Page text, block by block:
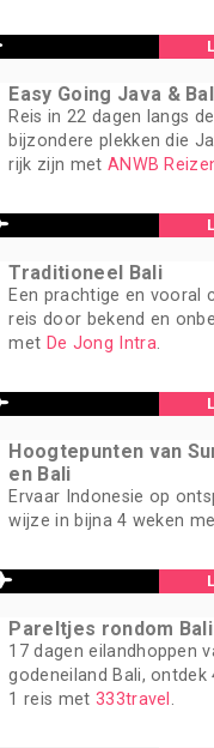
Easy Going Java &
Reis in 22 dagen langs
bijzondere plekken die
rijk zijn met ANWB
Traditioneel Bali
Een prachtige en vooral
reis door bekend en
met De Jong Intra.
Hoogtepunten van
en Bali
Ervaar Indonesie op
wijze in bijna 4 weken
Pareltjes rondom Bali
17 dagen eilandhoppen
godeneiland Bali, ontdek
1 reis met 333travel.